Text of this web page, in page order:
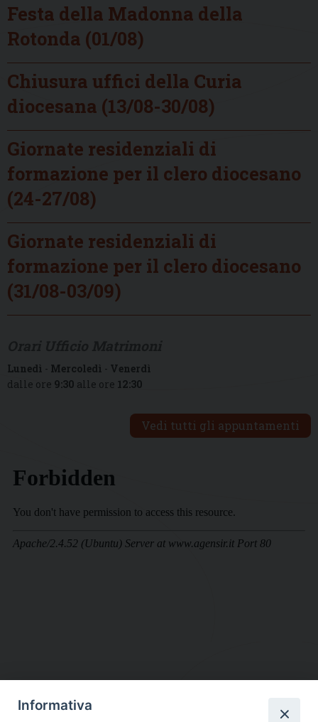
Festa della Madonna della
Rotonda (01/08)
Chiusura uffici della Curia
diocesana (13/08-30/08)
Giornate residenziali di
formazione per il clero diocesano
(24-27/08)
Giornate residenziali di
formazione per il clero diocesano
(31/08-03/09)
Lunedì - Mercoledì - Venerdì
dalle ore 9:30 alle ore 12:30
Vedi tutti gli appuntamenti
DIOCESI SUBURBICARIA DI ALBANO
Informativa